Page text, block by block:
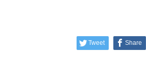
Tweet Share